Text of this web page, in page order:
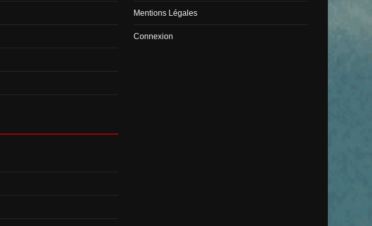
Mentions Légales
Connexion